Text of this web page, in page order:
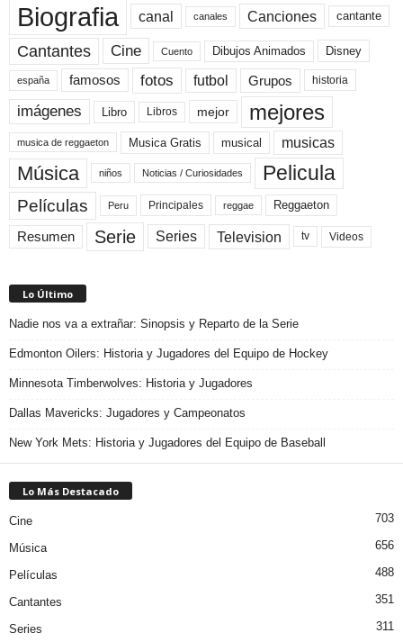
Biografia canal canales Canciones cantante
Cantantes Cine Cuento Dibujos Animados Disney
españa famosos fotos futbol Grupos historia
imágenes Libro Libros mejor mejores
musica de reggaeton Musica Gratis musical musicas
Música niños Noticias / Curiosidades Pelicula
Películas Peru Principales reggae Reggaeton
Resumen Serie Series Television tv Videos
Lo Último
Nadie nos va a extrañar: Sinopsis y Reparto de la Serie
Edmonton Oilers: Historia y Jugadores del Equipo de Hockey
Minnesota Timberwolves: Historia y Jugadores
Dallas Mavericks: Jugadores y Campeonatos
New York Mets: Historia y Jugadores del Equipo de Baseball
Lo Más Destacado
Cine 703
Música 656
Películas 488
Cantantes 351
Series 311